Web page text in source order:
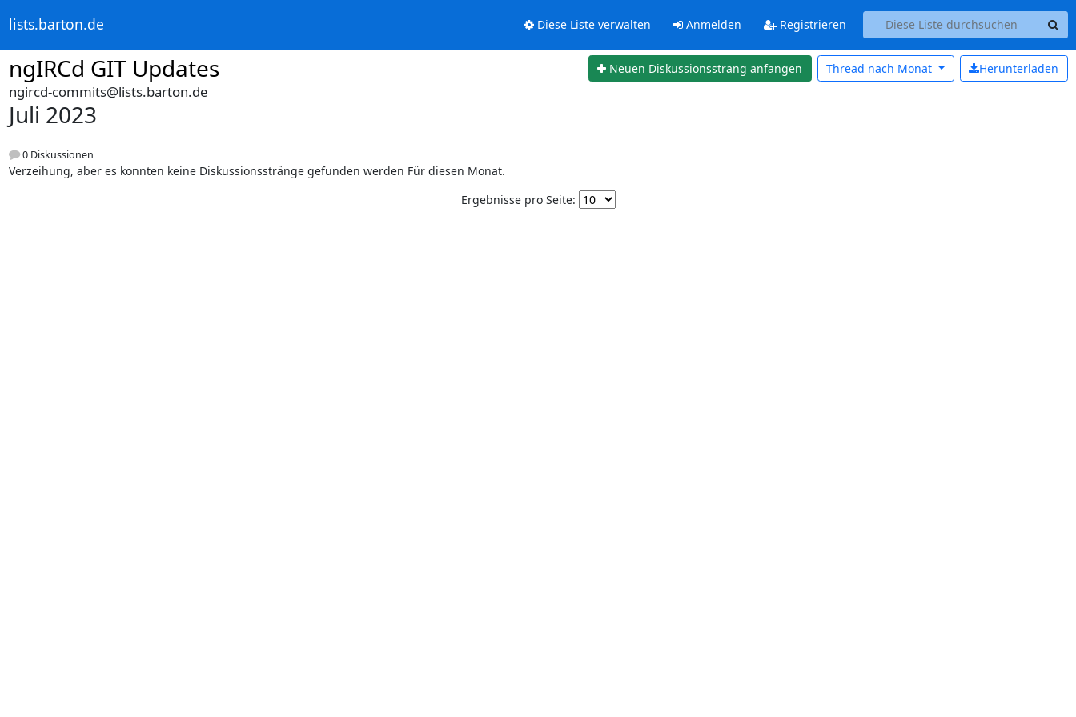
lists.barton.de Diese Liste verwalten Anmelden Registrieren
ngIRCd GIT Updates Neuen Diskussionsstrang anfangen Herunterladen
Thread nach Monat
ngircd-commits@lists.barton.de
Juli 2023
0 Diskussionen
Verzeihung, aber es konnten keine Diskussionsstränge gefunden werden Für diesen Monat.
Ergebnisse pro Seite: